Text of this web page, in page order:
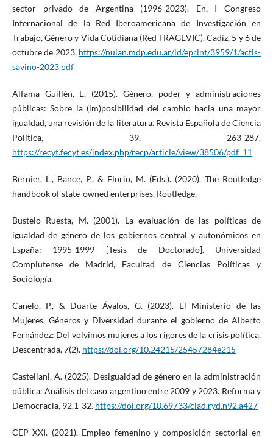
sector privado de Argentina (1996-2023). En, I Congreso
Internacional de la Red Iberoamericana de Investigación en
Trabajo, Género y Vida Cotidiana (Red TRAGEVIC). Cadiz, 5 y 6 de
octubre de 2023. https://nulan.mdp.edu.ar/id/eprint/3959/1/actis-
savino-2023.pdf
Alfama Guillén, E. (2015). Género, poder y administraciones
públicas: Sobre la (im)posibilidad del cambio hacia una mayor
igualdad, una revisión de la literatura. Revista Española de Ciencia
Política, 39, 263-287.
https://recyt.fecyt.es/index.php/recp/article/view/38506/pdf_11
Bernier, L., Bance, P., & Florio, M. (Eds.). (2020). The Routledge
handbook of state-owned enterprises. Routledge.
Bustelo Ruesta, M. (2001). La evaluación de las políticas de
igualdad de género de los gobiernos central y autonómicos en
España: 1995-1999 [Tesis de Doctorado]. Universidad
Complutense de Madrid, Facultad de Ciencias Políticas y
Sociología.
Canelo, P., & Duarte Ávalos, G. (2023). El Ministerio de las
Mujeres, Géneros y Diversidad durante el gobierno de Alberto
Fernández: Del volvimos mujeres a los rigores de la crisis política.
Descentrada, 7(2). https://doi.org/10.24215/25457284e215
Castellani, A. (2025). Desigualdad de género en la administración
pública: Análisis del caso argentino entre 2009 y 2023. Reforma y
Democracia, 92,1-32. https://doi.org/10.69733/clad.ryd.n92.a427
CEP XXI. (2021). Empleo femenino y composición sectorial en